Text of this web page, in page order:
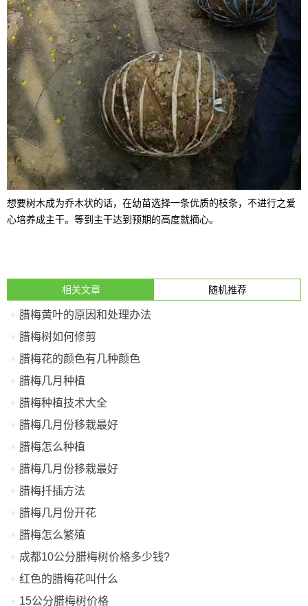
想要树木成为乔木状的话，在幼苗选择一条优质的枝条，不进行之爱
心培养成主干。等到主干达到预期的高度就摘心。
相关文章 随机推荐
腊梅黄叶的原因和处理办法
腊梅树如何修剪
腊梅花的颜色有几种颜色
腊梅几月种植
腊梅种植技术大全
腊梅几月份移栽最好
腊梅怎么种植
腊梅几月份移栽最好
腊梅扦插方法
腊梅几月份开花
腊梅怎么繁殖
成都10公分腊梅树价格多少钱?
红色的腊梅花叫什么
15公分腊梅树价格